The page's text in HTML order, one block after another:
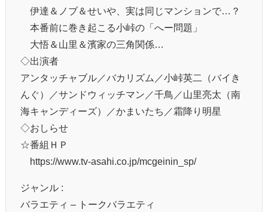
伊達＆ノブ＆せいや、実は同じマンションで…？
本番前に巻き起こる小峠の「へー問題」
大悟＆山里＆濱家の三角関係…
◇出演者
アンタッチャブル／バカリズム／小峠英二（バイき
んぐ）／サンドウィッチマン／千鳥／山里亮太（南
海キャンディーズ）／かまいたち／霜降り明星
◇おしらせ
☆番組ＨＰ
https://www.tv-asahi.co.jp/mcgeinin_sp/
ジャンル :
バラエティ – トークバラエティ